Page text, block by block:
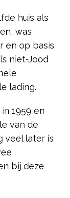
huis als
was
en op basis
niet-Jood
lading.
1959 en
van de
veel later is
bij deze